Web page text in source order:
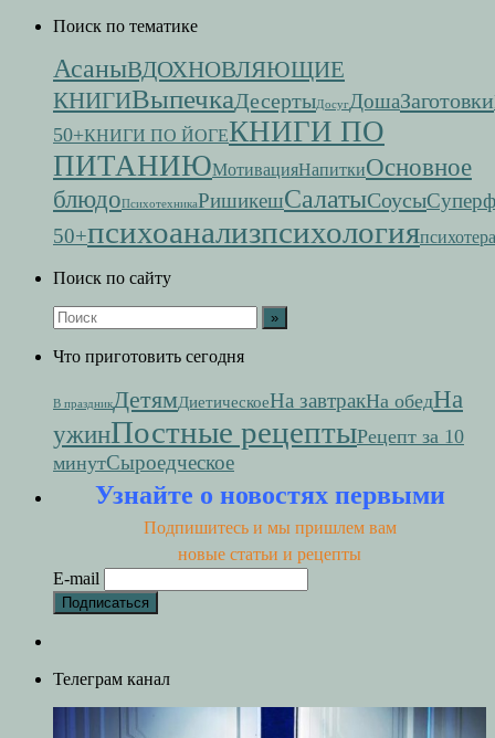
Поиск по тематике
АсаныВДОХНОВЛЯЮЩИЕ
КНИГИВыпечкаДесертыДосугДошаЗаготовки
50+КНИГИ ПО ЙОГЕКНИГИ ПО
ПИТАНИЮМотивацияНапиткиОсновное
блюдоПсихотехникаРишикешСалатыСоусы
50+психоанализпсихология
Поиск по сайту
Что приготовить сегодня
В праздникДетямДиетическоеНа завтракНа обедНа
ужинПостные рецептыРецепт за 10
минутСыроедческое
Узнайте о новостях первыми
Подпишитесь и мы пришлем вам
новые статьи и рецепты
E-mail
Телеграм канал